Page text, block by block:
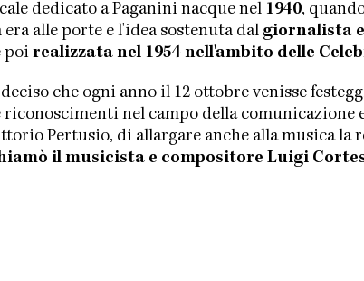
dedicato a Paganini nacque nel 1940,
alle porte e l'idea sostenuta dal giornalista
poi realizzata nel 1954 nell'ambito delle
che ogni anno il 12 ottobre venisse
nel campo della comunicazione
Pertusio, di allargare anche alla musica la
il musicista e compositore Luigi